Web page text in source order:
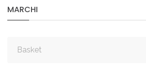
MARCHI
Basket